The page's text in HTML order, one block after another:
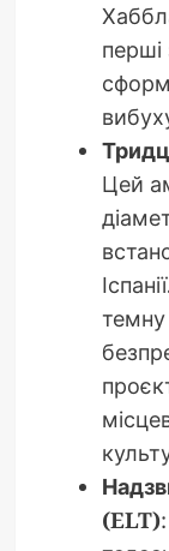
перші
Цей
темну
(ELT)